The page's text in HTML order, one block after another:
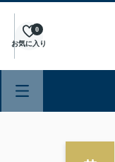
お気に入り
0